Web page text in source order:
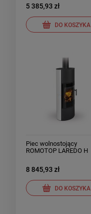
5 385,93 zł
DO KOSZYKA
Piec wolnostojący
ROMOTOP LAREDO H
8 845,93 zł
DO KOSZYKA